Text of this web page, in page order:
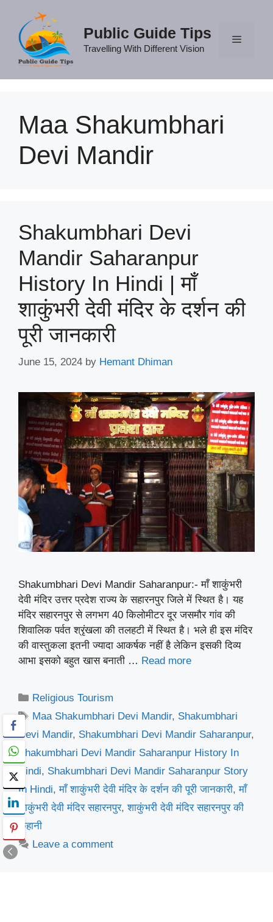
content
Public Guide Tips
Travelling With Different Vision
Maa Shakumbhari
Devi Mandir
Shakumbhari Devi
Mandir Saharanpur
History In Hindi | माँ
शाकुंभरी देवी मंदिर के दर्शन की
पूरी जानकारी
June 15, 2024 by Hemant Dhiman
Shakumbhari Devi Mandir Saharanpur:- माँ शाकुंभरी
देवी मंदिर उत्तर प्रदेश राज्य के सहारनपुर जिले में स्थित है। यह
मंदिर सहारनपुर से लगभग 40 किलोमीटर दूर जसमौर गांव की
शिवालिक पर्वत श्रृंखला की तलहटी में स्थित है। भले ही इस मंदिर
की वास्तुकला इतनी ज्यादा आकर्षक नहीं है लेकिन इसकी दिव्य
आभा इसको बहुत खास बनाती … Read more
Categories
Religious Tourism
Tags
Maa Shakumbhari Devi Mandir, Shakumbhari
Devi Mandir, Shakumbhari Devi Mandir Saharanpur,
Shakumbhari Devi Mandir Saharanpur History In
Hindi, Shakumbhari Devi Mandir Saharanpur Story
In Hindi,माँ शाकुंभरी देवी मंदिर के दर्शन की पूरी जानकारी,माँ
शाकुंभरी देवी मंदिर सहारनपुर,शाकुंभरी देवी मंदिर सहारनपुर की
कहानी
Leave a comment